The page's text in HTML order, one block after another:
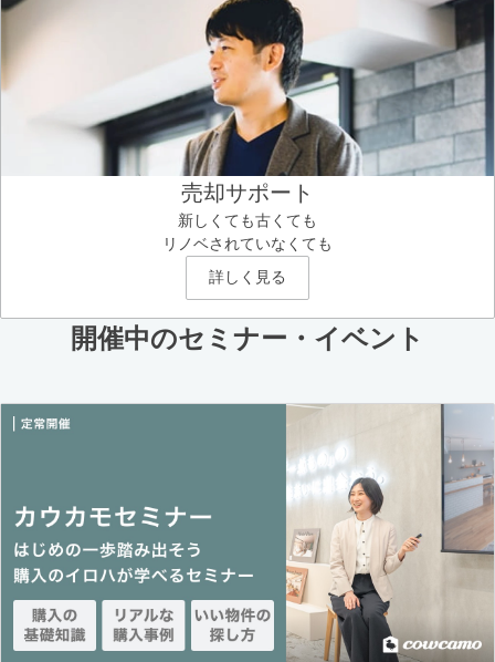
売却サポート
新しくても古くても
リノベされていなくても
詳しく見る
開催中のセミナー・イベント